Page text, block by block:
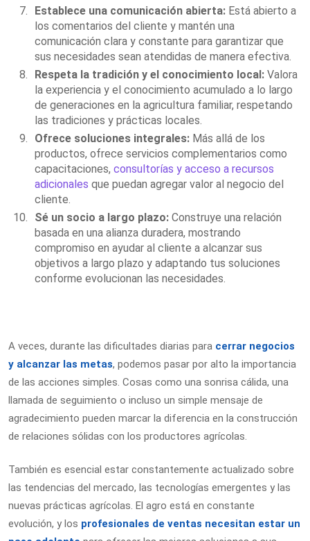
Establece una comunicación abierta: Está abierto a
los comentarios del cliente y mantén una
comunicación clara y constante para garantizar que
sus necesidades sean atendidas de manera efectiva.
Respeta la tradición y el conocimiento local: Valora
la experiencia y el conocimiento acumulado a lo largo
de generaciones en la agricultura familiar, respetando
las tradiciones y prácticas locales.
Ofrece soluciones integrales: Más allá de los
productos, ofrece servicios complementarios como
capacitaciones, consultorías y acceso a recursos
adicionales que puedan agregar valor al negocio del
cliente.
Sé un socio a largo plazo: Construye una relación
basada en una alianza duradera, mostrando
compromiso en ayudar al cliente a alcanzar sus
objetivos a largo plazo y adaptando tus soluciones
conforme evolucionan las necesidades.
A veces, durante las dificultades diarias para cerrar negocios
y alcanzar las metas, podemos pasar por alto la importancia
de las acciones simples. Cosas como una sonrisa cálida, una
llamada de seguimiento o incluso un simple mensaje de
agradecimiento pueden marcar la diferencia en la construcción
de relaciones sólidas con los productores agrícolas.
También es esencial estar constantemente actualizado sobre
las tendencias del mercado, las tecnologías emergentes y las
nuevas prácticas agrícolas. El agro está en constante
evolución, y los profesionales de ventas necesitan estar un